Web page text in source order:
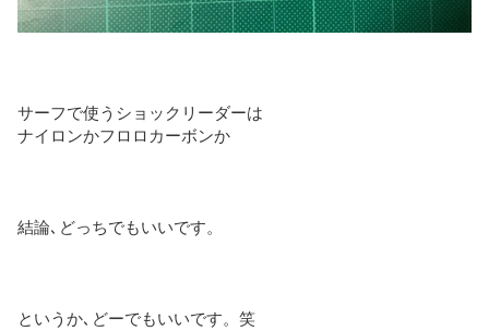
サーフで使うショックリーダーは
ナイロンかフロロカーボンか
結論､どっちでもいいです。
というか､どーでもいいです。笑